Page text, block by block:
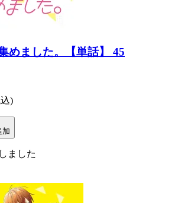
めました。【単話】 45
)
加
ました